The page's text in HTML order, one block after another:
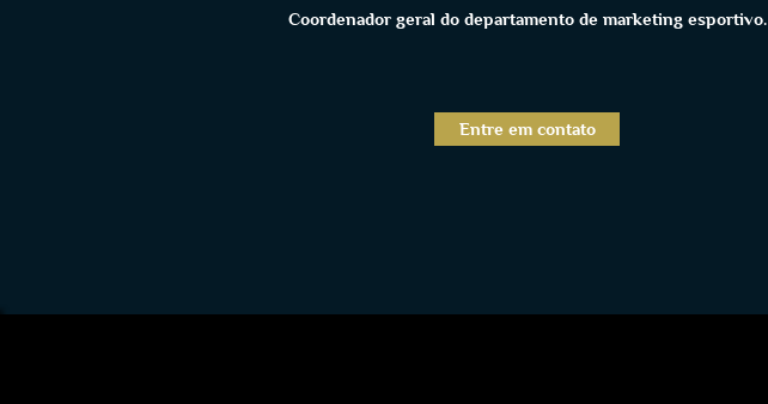
Coordenador geral do departamento de marketing esportivo.
Entre em contato